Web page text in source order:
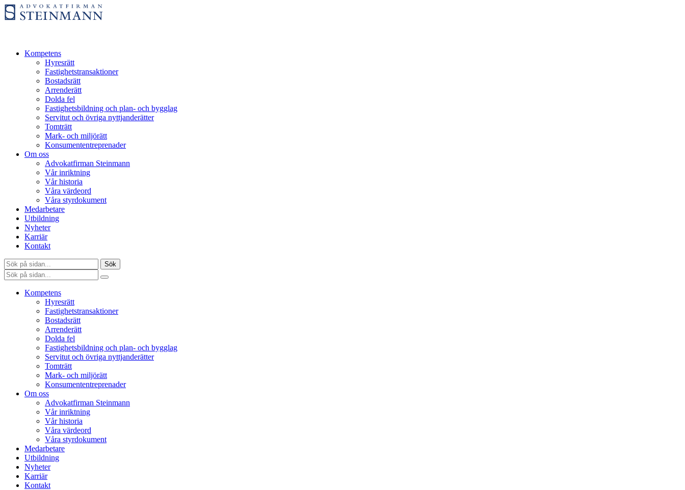
Kompetens
Hyresrätt
Fastighetstransaktioner
Bostadsrätt
Arrenderätt
Dolda fel
Fastighetsbildning och plan- och bygglag
Servitut och övriga nyttjanderätter
Tomträtt
Mark- och miljörätt
Konsumententreprenader
Om oss
Advokatfirman Steinmann
Vår inriktning
Vår historia
Våra värdeord
Våra styrdokument
Medarbetare
Utbildning
Nyheter
Karriär
Kontakt
Sök
Kompetens
Hyresrätt
Fastighetstransaktioner
Bostadsrätt
Arrenderätt
Dolda fel
Fastighetsbildning och plan- och bygglag
Servitut och övriga nyttjanderätter
Tomträtt
Mark- och miljörätt
Konsumententreprenader
Om oss
Advokatfirman Steinmann
Vår inriktning
Vår historia
Våra värdeord
Våra styrdokument
Medarbetare
Utbildning
Nyheter
Karriär
Kontakt